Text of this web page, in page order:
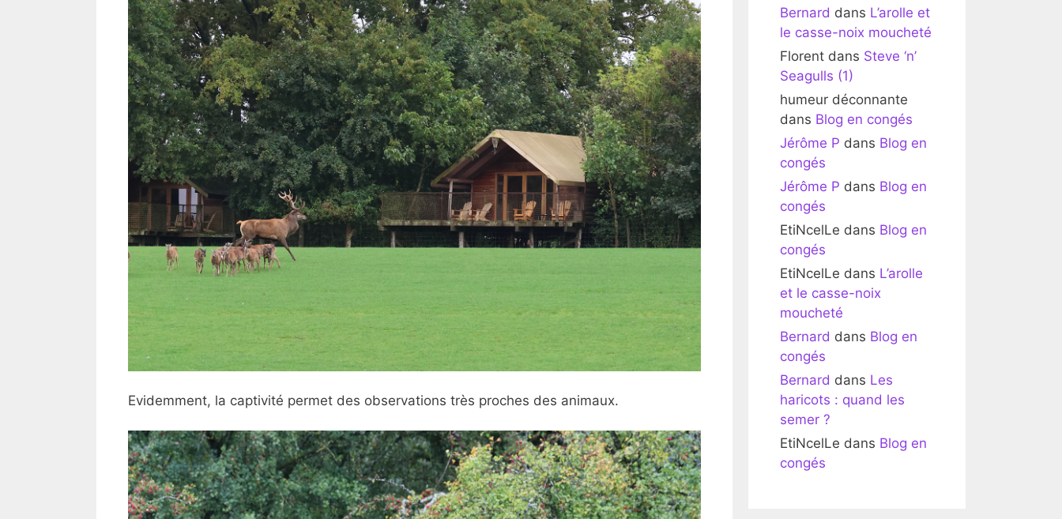
Evidemment, la captivité permet des observations très proches des animaux.
Bernard dans L’arolle et
le casse-noix moucheté
Florent dans Steve ‘n’
Seagulls (1)
humeur déconnante
dans Blog en congés
Jérôme P dans Blog en
congés
Jérôme P dans Blog en
congés
EtiNcelLe dans Blog en
congés
EtiNcelLe dans L’arolle
et le casse-noix
moucheté
Bernard dans Blog en
congés
Bernard dans Les
haricots : quand les
semer ?
EtiNcelLe dans Blog en
congés